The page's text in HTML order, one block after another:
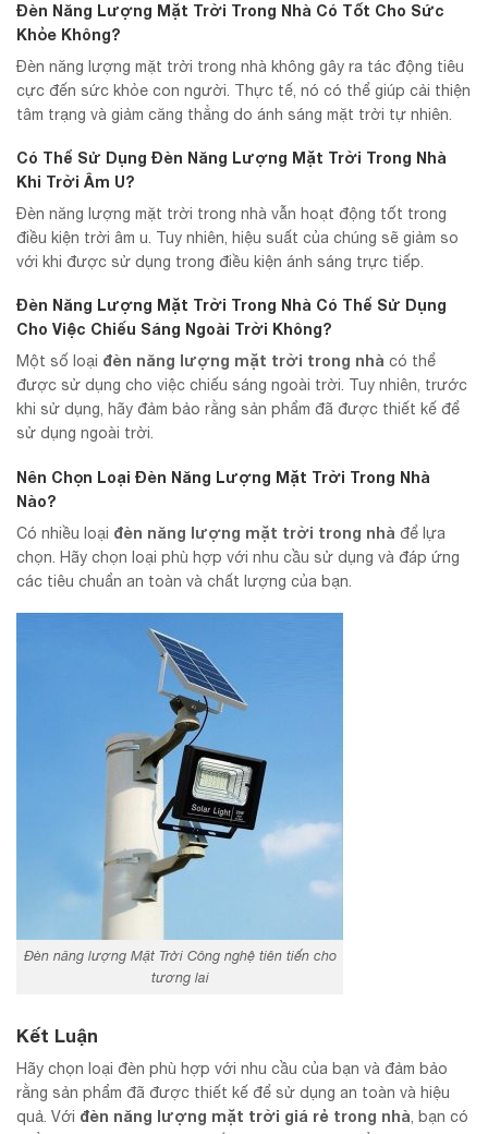
Đèn Năng Lượng Mặt Trời Trong Nhà Có Tốt Cho Sức
Khỏe Không?
Đèn năng lượng mặt trời trong nhà không gây ra tác động tiêu
cực đến sức khỏe con người. Thực tế, nó có thể giúp cải thiện
tâm trạng và giảm căng thẳng do ánh sáng mặt trời tự nhiên.
Có Thể Sử Dụng Đèn Năng Lượng Mặt Trời Trong Nhà
Khi Trời Âm U?
Đèn năng lượng mặt trời trong nhà vẫn hoạt động tốt trong
điều kiện trời âm u. Tuy nhiên, hiệu suất của chúng sẽ giảm so
với khi được sử dụng trong điều kiện ánh sáng trực tiếp.
Đèn Năng Lượng Mặt Trời Trong Nhà Có Thể Sử Dụng
Cho Việc Chiếu Sáng Ngoài Trời Không?
Một số loại đèn năng lượng mặt trời trong nhà có thể
được sử dụng cho việc chiếu sáng ngoài trời. Tuy nhiên, trước
khi sử dụng, hãy đảm bảo rằng sản phẩm đã được thiết kế để
sử dụng ngoài trời.
Nên Chọn Loại Đèn Năng Lượng Mặt Trời Trong Nhà
Nào?
Có nhiều loại đèn năng lượng mặt trời trong nhà để lựa
chọn. Hãy chọn loại phù hợp với nhu cầu sử dụng và đáp ứng
các tiêu chuẩn an toàn và chất lượng của bạn.
Đèn năng lượng Mặt Trời Công nghệ tiên tiến cho
tương lai
Kết Luận
Hãy chọn loại đèn phù hợp với nhu cầu của bạn và đảm bảo
rằng sản phẩm đã được thiết kế để sử dụng an toàn và hiệu
quả. Với đèn năng lượng mặt trời giá rẻ trong nhà, bạn có